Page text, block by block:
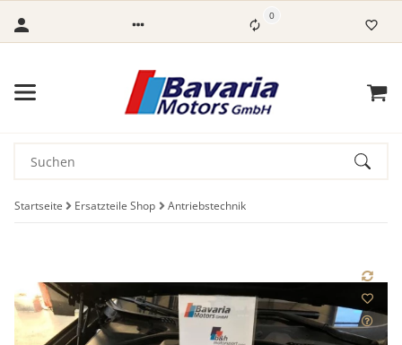
0
Startseite Ersatzteile Shop Antriebstechnik